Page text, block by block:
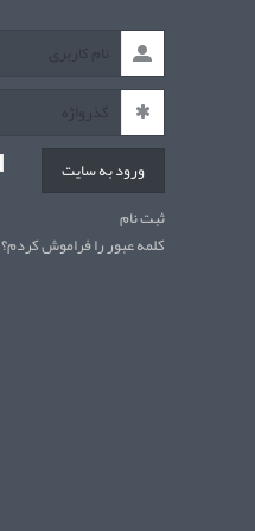
ورود به سایت
ثبت نام
کلمه عبور را فراموش کردم؟